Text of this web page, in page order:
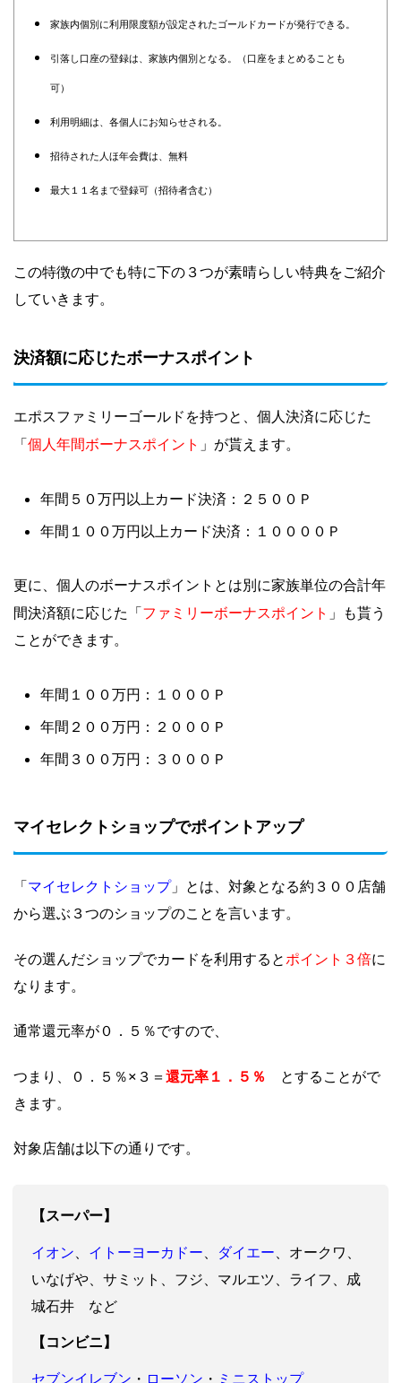
家族内個別に利用限度額が設定されたゴールドカードが発行できる。
引落し口座の登録は、家族内個別となる。（口座をまとめることも
可）
利用明細は、各個人にお知らせされる。
招待された人ほ年会費は、無料
最大１１名まで登録可（招待者含む）
この特徴の中でも特に下の３つが素晴らしい特典をご紹介
していきます。
決済額に応じたボーナスポイント
エポスファミリーゴールドを持つと、個人決済に応じた
「個人年間ボーナスポイント 」 が貰えます。
年間５０万円以上カード決済：２５００Ｐ
年間１００万円以上カード決済：１００００Ｐ
更に、個人のボーナスポイントとは別に家族単位の合計年
間決済額に応じた「ファミリーボーナスポイント 」も貰う
ことができます。
年間１００万円：１０００Ｐ
年間２００万円：２０００Ｐ
年間３００万円：３０００Ｐ
マイセレクトショップでポイントアップ
「マイセレクトショップ」とは、対象となる約３００店舗
から選ぶ３つのショップのことを言います。
その選んだショップでカードを利用すると ポイント３倍に
なります。
通常還元率が０．５％ですので、
つまり、０．５％×３＝ 還元率１．５％
とすることがで
きます。
対象店舗は以下の通りです。
【スーパー】
イオン イトーヨーカドー ダイエー 、オークワ、
いなげや、サミット、フジ、マルエツ、ライフ、成
城石井 など
【コンビニ】
セブンイレブン ・ ローソン ・ ミニストップ